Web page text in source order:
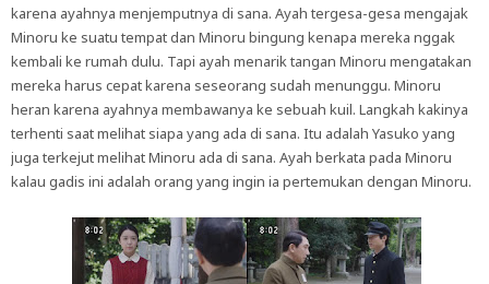
karena ayahnya menjemputnya di sana. Ayah tergesa-gesa mengajak
Minoru ke suatu tempat dan Minoru bingung kenapa mereka nggak
kembali ke rumah dulu. Tapi ayah menarik tangan Minoru mengatakan
mereka harus cepat karena seseorang sudah menunggu. Minoru
heran karena ayahnya membawanya ke sebuah kuil. Langkah kakinya
terhenti saat melihat siapa yang ada di sana. Itu adalah Yasuko yang
juga terkejut melihat Minoru ada di sana. Ayah berkata pada Minoru
kalau gadis ini adalah orang yang ingin ia pertemukan dengan Minoru.